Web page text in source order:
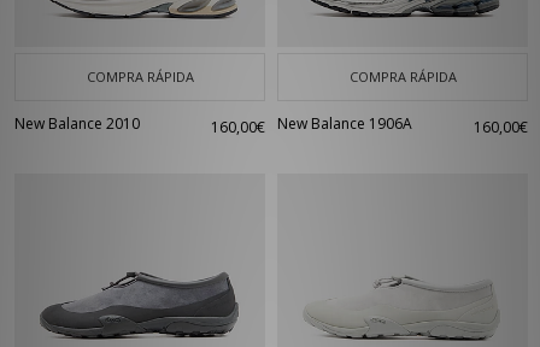
COMPRA RÁPIDA
New Balance 2010 160,00€
COMPRA RÁPIDA
New Balance 1906A 160,00€